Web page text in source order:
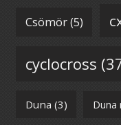
Csömör(5)
cyclocross
Duna (3) Duna